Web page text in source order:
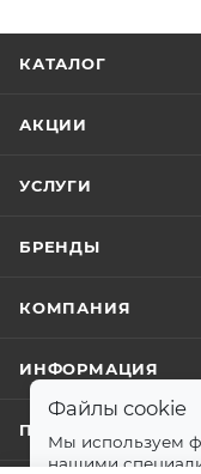
КАТАЛОГ
АКЦИИ
УСЛУГИ
БРЕНДЫ
КОМПАНИЯ
ИНФОРМАЦИЯ
ПОМОЩЬ
Файлы cookie
Мы используем
нашими